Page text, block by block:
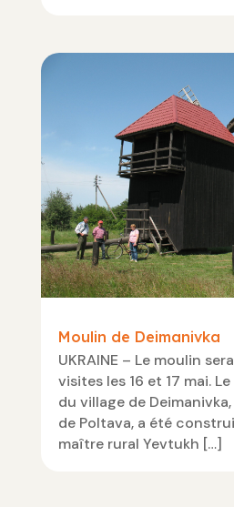
Moulin de Deimanivka
UKRAINE – Le moulin
visites les 16 et 17 mai.
du village de
de Poltava, a été
maître rural Yevtukh […]